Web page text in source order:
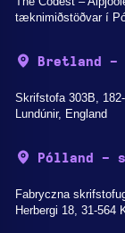
tæknimiðstöðvar í
Bretland -
Skrifstofa 303B,
Lundúnir, England
Pólland -
Fabryczna
Herbergi 18, 31-564